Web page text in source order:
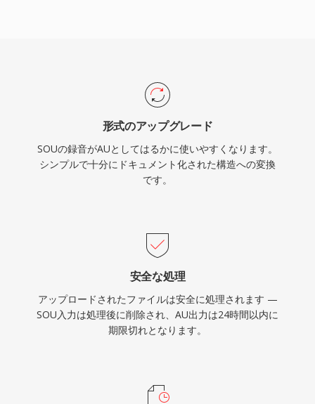
形式のアップグレード
SOUの録音がAUとしてはるかに使いやすくなります。
シンプルで十分にドキュメント化された構造への変換
です。
安全な処理
アップロードされたファイルは安全に処理されます —
SOU入力は処理後に削除され、AU出力は24時間以内に
期限切れとなります。